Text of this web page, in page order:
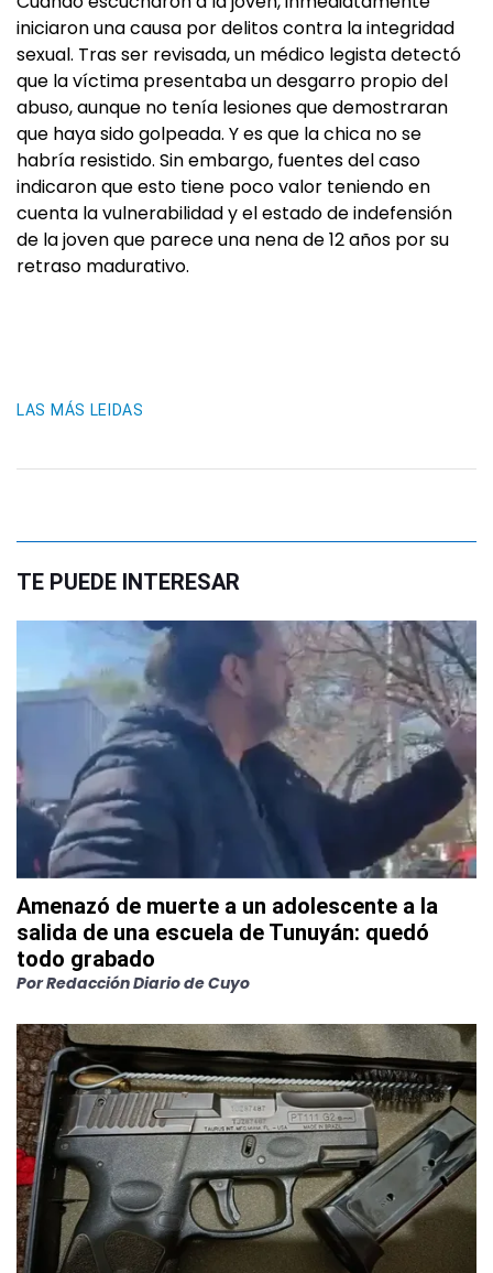
iniciaron una causa por delitos contra la integridad
sexual. Tras ser revisada, un médico legista detectó
que la víctima presentaba un desgarro propio del
abuso, aunque no tenía lesiones que demostraran
que haya sido golpeada. Y es que la chica no se
habría resistido. Sin embargo, fuentes del caso
indicaron que esto tiene poco valor teniendo en
cuenta la vulnerabilidad y el estado de indefensión
de la joven que parece una nena de 12 años por su
retraso madurativo.
LAS MÁS LEIDAS
TE PUEDE INTERESAR
Amenazó de muerte a un adolescente a la
salida de una escuela de Tunuyán: quedó
todo grabado
PorRedacción Diario de Cuyo